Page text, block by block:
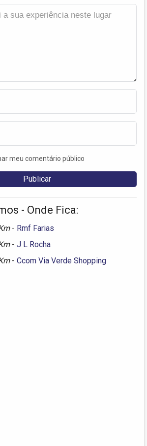
meu comentário público
- Onde Fica:
- Rmf Farias
- J L Rocha
- Ccom Via Verde Shopping